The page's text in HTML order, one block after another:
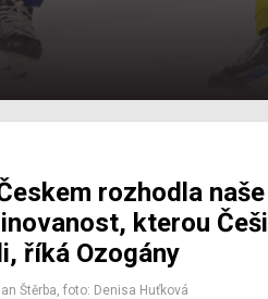
rozhodla naše
kterou Češi
říká Ozogány
Štěrba, foto: Denisa Huťková